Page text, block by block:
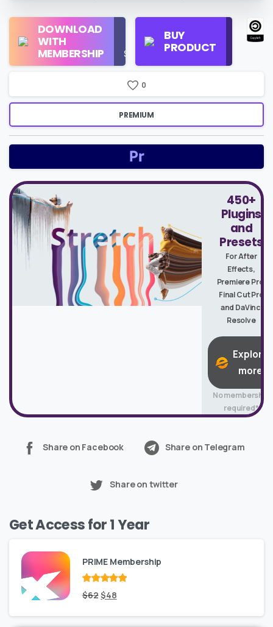
DOWNLOAD
WITH
MEMBERSHIP
Use
$16/Month
BUY
PRODUCT
Regular
License
0
PREMIUM
450+
Plugins
and
Presets
For After
Effects,
Premiere Pro,
Final Cut Pro
and DaVinci
Resolve
Explore
more
No membership
required*
Share on Facebook Share on Telegram
Share on twitter
Get Access for 1 Year
PRIME Membership
Rated out
of 5
$62Original
price
$48Current
price